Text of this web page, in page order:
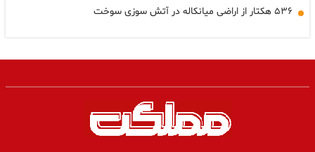
۵۳۶ هکتار از اراضی میانکاله در آتش سوزی سوخت